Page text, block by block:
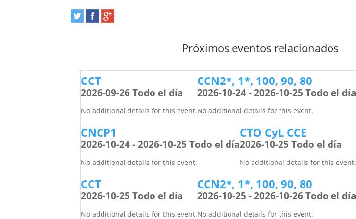
Próximos eventos relacionados
CCT
2026-09-26 Todo el día
No additional details for this event.
CCN2*, 1*, 100, 90, 80
2026-10-24 - 2026-10-25 Todo el día
No additional details for this event.
CNCP1
2026-10-24 - 2026-10-25 Todo el día
No additional details for this event.
CTO CyL CCE
2026-10-25 Todo el día
No additional details for this event.
CCT
2026-10-25 Todo el día
No additional details for this event.
CCN2*, 1*, 100, 90, 80
2026-10-25 - 2026-10-26 Todo el día
No additional details for this event.